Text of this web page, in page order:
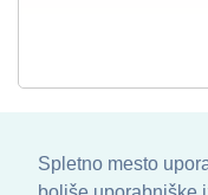
Spletno mesto